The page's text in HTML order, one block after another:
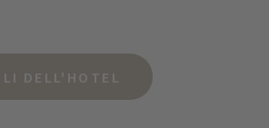
DELL'HOTEL